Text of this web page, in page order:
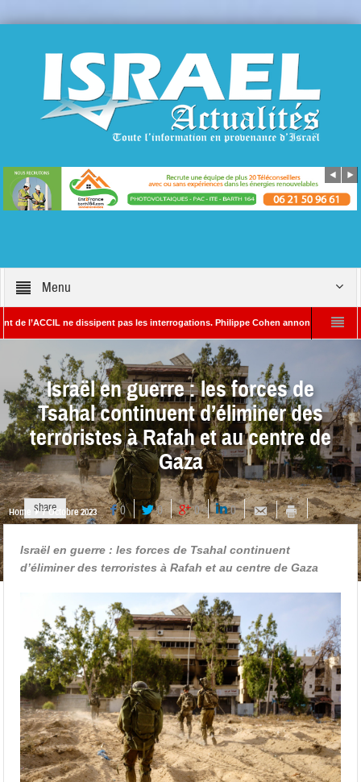
Menu
ne dissipent pas les interrogations. Philippe Cohen annonce se réserver le
– Rédacteur en chef d’Israël Actualités L’Iran menace de frapper Tel-
Israël en guerre : les forces de
Tsahal continuent d’éliminer des
terroristes à Rafah et au centre de
Gaza
share 0 0 0 0
Home 7 Octobre 2023
Israël en guerre : les forces de Tsahal continuent
d’éliminer des terroristes à Rafah et au centre de Gaza